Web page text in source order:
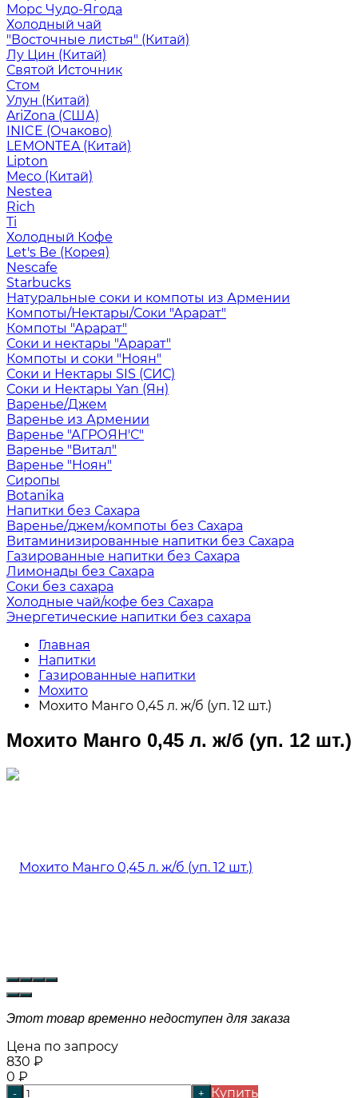
Морс Чудо-Ягода
Холодный чай
"Восточные листья" (Китай)
Лу Цин (Китай)
Святой Источник
Стом
Улун (Китай)
AriZona (США)
INICE (Очаково)
LEMONTEA (Китай)
Lipton
Meco (Китай)
Nestea
Rich
Ti
Холодный Кофе
Let's Be (Корея)
Nescafe
Starbucks
Натуральные соки и компоты из Армении
Компоты/Нектары/Соки "Арарат"
Компоты "Арарат"
Соки и нектары "Арарат"
Компоты и соки "Ноян"
Соки и Нектары SIS (СИС)
Соки и Нектары Yan (Ян)
Варенье/Джем
Варенье из Армении
Варенье "АГРОЯН'С"
Варенье "Витал"
Варенье "Ноян"
Сиропы
Botanika
Напитки без Сахара
Варенье/джем/компоты без Сахара
Витаминизированные напитки без Сахара
Газированные напитки без Сахара
Лимонады без Сахара
Соки без сахара
Холодные чай/кофе без Сахара
Энергетические напитки без сахара
Главная
Напитки
Газированные напитки
Мохито
Мохито Манго 0,45 л. ж/б (уп. 12 шт.)
Мохито Манго 0,45 л. ж/б (уп. 12 шт.)
Этот товар временно недоступен для заказа
Цена по запросу
830 ₽
0 ₽
- +
Купить